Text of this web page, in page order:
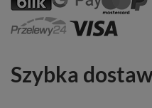
Szybka